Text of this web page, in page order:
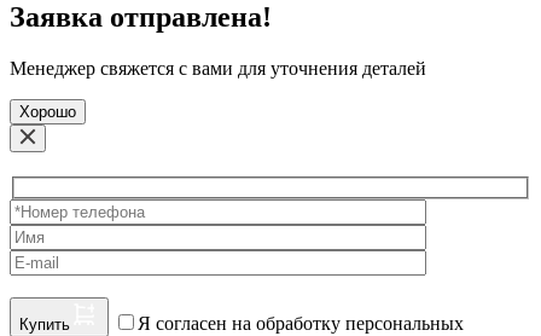
Заявка отправлена!
Менеджер свяжется с вами для уточнения деталей
Хорошо
Купить
Я согласен на обработку персональных